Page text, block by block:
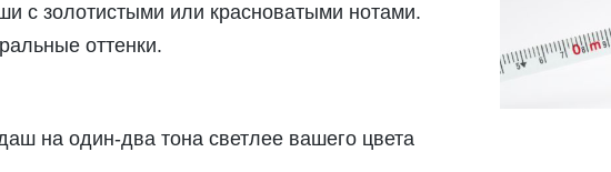
с золотистыми или красноватыми нотами.
оттенки.
на один-два тона светлее вашего цвета